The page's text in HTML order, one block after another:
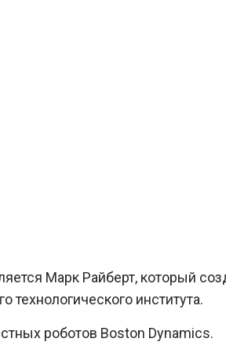
Марк Райберт, который
технологического института.
роботов Boston Dynamics.